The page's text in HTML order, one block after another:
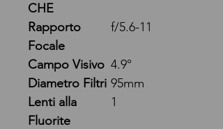
CHE
Rapporto
Focale
f/5.6-11
Campo Visivo 4.9°
Diametro Filtri 95mm
Lenti alla
Fluorite
1